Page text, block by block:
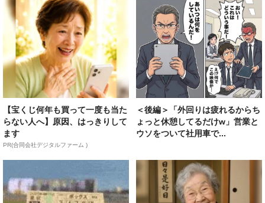
【宝くじ何年も買って一度も当た
らない人へ】原因、はっきりして
ます
PR(合同会社デジタルファーム )
＜後編＞「外回りは疲れるからち
ょっと休憩してるだけw」営業と
ウソをついて社用車で...